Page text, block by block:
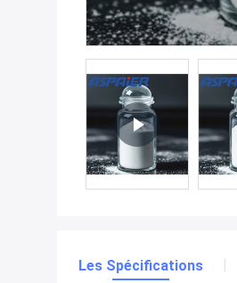
Les Spécifications